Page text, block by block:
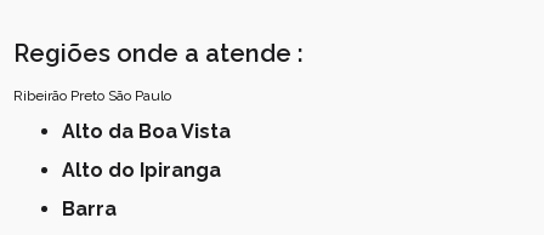
Regiões onde a atende :
Ribeirão Preto São Paulo
Alto da Boa Vista
Alto do Ipiranga
Barra